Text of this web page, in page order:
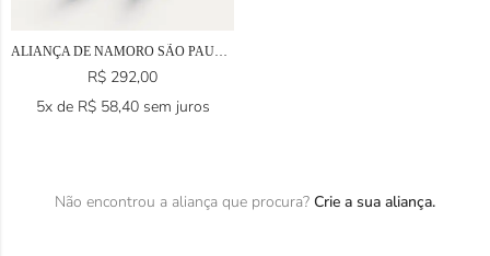
ALIANÇA DE NAMORO SÃO PAULO EM PRATA 925
R$ 292,00
5x de R$58,40 sem juros
Não encontrou a aliança que procura? Crie a sua aliança.